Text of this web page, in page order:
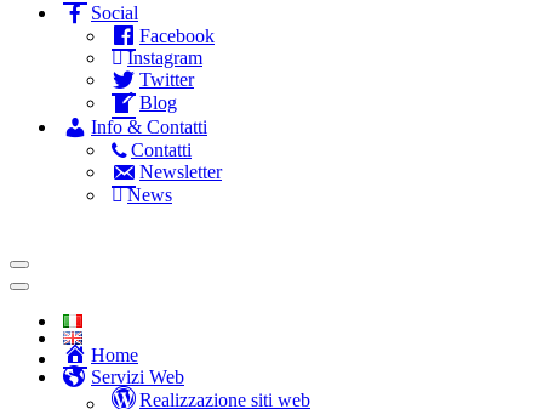
Social
Facebook
Instagram
Twitter
Blog
Info & Contatti
Contatti
Newsletter
News
Home
Servizi Web
Realizzazione siti web